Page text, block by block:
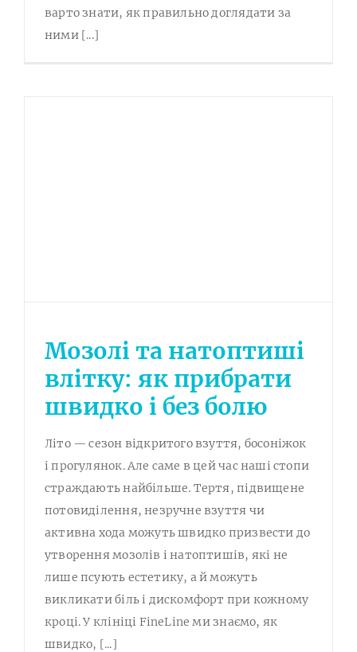
варто знати, як правильно доглядати за
ними [...]
Мозолі та натоптиші
влітку: як прибрати
швидко і без болю
Літо — сезон відкритого взуття, босоніжок
і прогулянок. Але саме в цей час наші стопи
страждають найбільше. Тертя, підвищене
потовиділення, незручне взуття чи
активна хода можуть швидко призвести до
утворення мозолів і натоптишів, які не
лише псують естетику, а й можуть
викликати біль і дискомфорт при кожному
кроці. У клініці FineLine ми знаємо, як
швидко, [...]